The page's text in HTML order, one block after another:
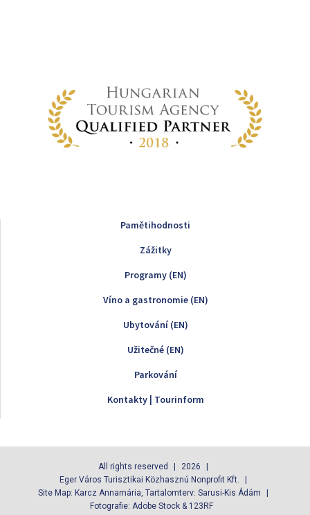
Pamětihodnosti
Zážitky
Programy (EN)
Víno a gastronomie (EN)
Ubytování (EN)
Užitečné (EN)
Parkování
Kontakty | Tourinform
All rights reserved
2026
Eger Város Turisztikai Közhasznú Nonprofit Kft.
Site Map: Karcz Annamária, Tartalomterv: Sarusi-Kis Ádám
Fotografie: Adobe Stock & 123RF